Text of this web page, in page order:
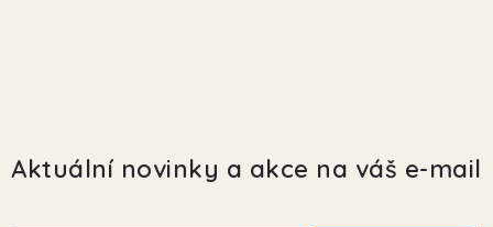
Aktuální novinky a akce na váš e-mail